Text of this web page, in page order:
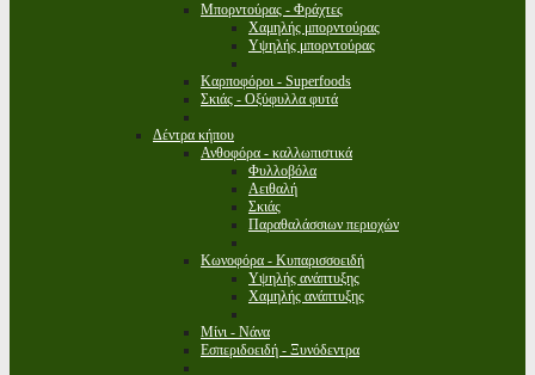
Μπορντούρας - Φράχτες
Χαμηλής μπορντούρας
Υψηλής μπορντούρας
Καρποφόροι - Superfoods
Σκιάς - Οξύφυλλα φυτά
Δέντρα κήπου
Ανθοφόρα - καλλωπιστικά
Φυλλοβόλα
Αειθαλή
Σκιάς
Παραθαλάσσιων περιοχών
Κωνοφόρα - Κυπαρισσοειδή
Υψηλής ανάπτυξης
Χαμηλής ανάπτυξης
Μίνι - Νάνα
Εσπεριδοειδή - Ξυνόδεντρα